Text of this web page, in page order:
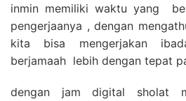
inmin memiliki waktu yang
pengerjaanya , dengan
kita bisa mengerjakan
berjamaah lebih dengan tepat
dengan jam digital sholat